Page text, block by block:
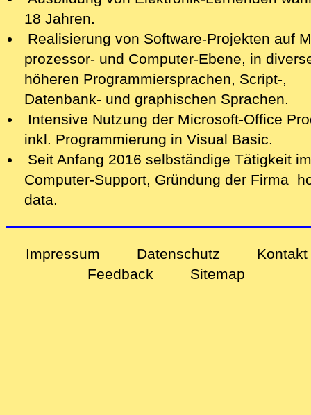
18 Jahren.
Realisierung von Software-Projekten auf
prozessor- und Computer-Ebene, in
höheren Programmiersprachen, Script-,
Datenbank- und graphischen Sprachen.
Intensive Nutzung der Microsoft-Office
inkl. Programmierung in Visual Basic.
Seit Anfang 2016 selbständige Tätigkeit im
Computer-Support, Gründung der Firma
data.
Impressum Datenschutz
Kontakt
Feedback
Sitemap